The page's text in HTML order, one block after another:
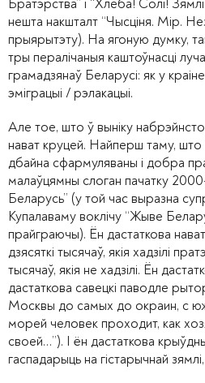
Братэрства” і “Хлеба! Солі!
нешта накшталт “Чысціня. Мір.
прыярытэту). На ягоную думку,
тры пералічаныя каштоўнасці
грамадзянаў Беларусі: як у
эміграцыі / рэлакацыі.
Але тое, што ў выніку
нават круцей. Найперш таму,
дбайна сфармуляваны і добра
малаўцямны слоган пачатку
Беларусь” (у той час выразна
Купалаваму воклічу “Жыве
прайграючы). Ён дастаткова
дзясяткі тысячаў, якія хадзілі
тысячаў, якія не хадзілі. Ён
дастаткова савецкі паводле
Москвы до самых до окраин, с
морей человек проходит, как
своей…”). І ён дастаткова
гаспадарыць на гістарычнай